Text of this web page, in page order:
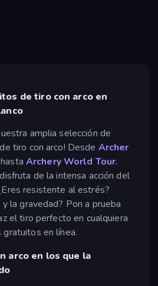
de tiro con arco en
amplia selección de
tiro con arco! Desde Archer
hasta Archery World Tour.
de la intensa acción del
resistente al estrés?
la gravedad? Pon a prueba
el tiro perfecto en cualquiera
en línea.
arco en los que la